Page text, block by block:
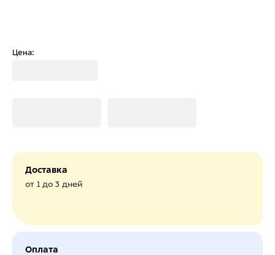
Цена:
Доставка
от 1 до 3 дней
Оплата